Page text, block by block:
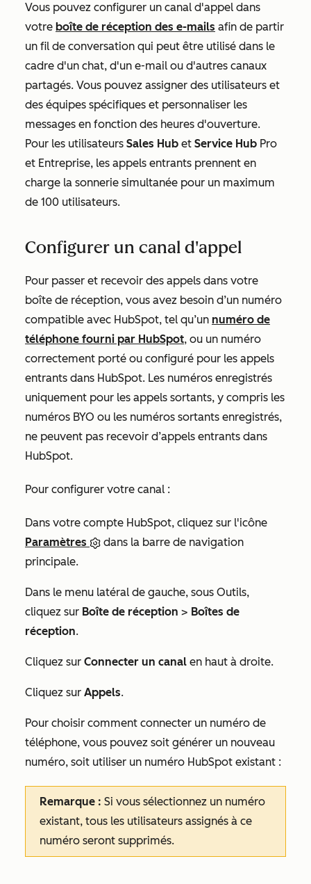
Vous pouvez configurer un canal d'appel dans
votre boîte de réception des e-mails afin de partir
un fil de conversation qui peut être utilisé dans le
cadre d'un chat, d'un e-mail ou d'autres canaux
partagés. Vous pouvez assigner des utilisateurs et
des équipes spécifiques et personnaliser les
messages en fonction des heures d'ouverture.
Pour les utilisateurs Sales Hub et Service Hub Pro
et Entreprise, les appels entrants prennent en
charge la sonnerie simultanée pour un maximum
de 100 utilisateurs.
Configurer un canal d'appel
Pour passer et recevoir des appels dans votre
boîte de réception, vous avez besoin d’un numéro
compatible avec HubSpot, tel qu’un numéro de
téléphone fourni par HubSpot, ou un numéro
correctement porté ou configuré pour les appels
entrants dans HubSpot. Les numéros enregistrés
uniquement pour les appels sortants, y compris les
numéros BYO ou les numéros sortants enregistrés,
ne peuvent pas recevoir d’appels entrants dans
HubSpot.
Pour configurer votre canal :
Dans votre compte HubSpot, cliquez sur l'icône
Paramètres
dans la barre de navigation
principale.
Dans le menu latéral de gauche, sous Outils,
cliquez sur Boîte de réception > Boîtes de
réception.
Cliquez sur Connecter un canal en haut à droite.
Cliquez sur Appels.
Pour choisir comment connecter un numéro de
téléphone, vous pouvez soit générer un nouveau
numéro, soit utiliser un numéro HubSpot existant :
Remarque : Si vous sélectionnez un numéro
existant, tous les utilisateurs assignés à ce
numéro seront supprimés.